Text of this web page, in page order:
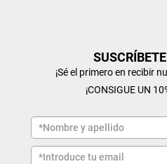
¡Sé el primero en recibir
¡CONSIGUE UN